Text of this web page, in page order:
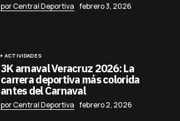
por Central Deportiva febrero 3, 2026
ACTIVIDADES
3K arnaval Veracruz 2026: La
carrera deportiva más colorida
antes del Carnaval
por Central Deportiva febrero 2, 2026